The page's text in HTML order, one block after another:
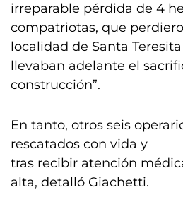
irreparable pérdida de 4
compatriotas, que
localidad de Santa
llevaban adelante el
construcción”.
En tanto, otros seis
rescatados con vida y
tras recibir atención
alta, detalló Giachetti.